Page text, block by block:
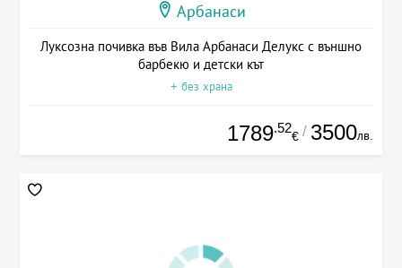
Арбанаси
Луксозна почивка във Вила Арбанаси Делукс с външно
барбекю и детски кът
+ без храна
1789.52
€ / 3500лв.